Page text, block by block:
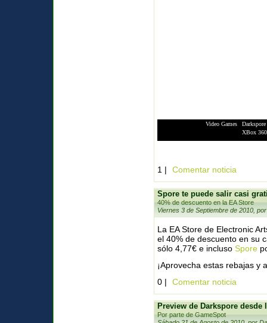
Video Games| Darkspore
XBox 360
1 | Comentar noticia
Spore te puede salir casi
40% de descuento en la EA Store
Viernes 3 de Septiembre de 2010,
La EA Store de Electronic
el 40% de descuento en su
sólo 4,77€ e incluso Spore
¡Aprovecha estas rebajas y
0 |
Comentar noticia
Preview de Darkspore desde
Por parte de GameSpot